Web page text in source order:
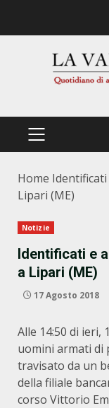
PRIMÄRES
Home
Lipari (ME)
Notizie
Identificati e
a Lipari (ME)
17 Agosto 2018
Alle 14:50 di ieri,
uomini armati di
travisato da un
della filiale
corso Vittorio